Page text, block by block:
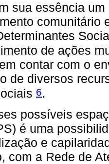
sua essência
comunitário
de ações
contar com o
de diversos
6.
possíveis
é uma
e
com a Rede de